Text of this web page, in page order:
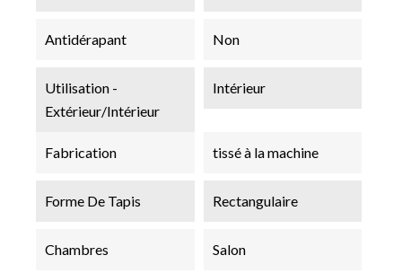
Antidérapant Non
Utilisation -
Extérieur/Intérieur
Intérieur
Fabrication tissé à la machine
Forme De Tapis Rectangulaire
Chambres Salon